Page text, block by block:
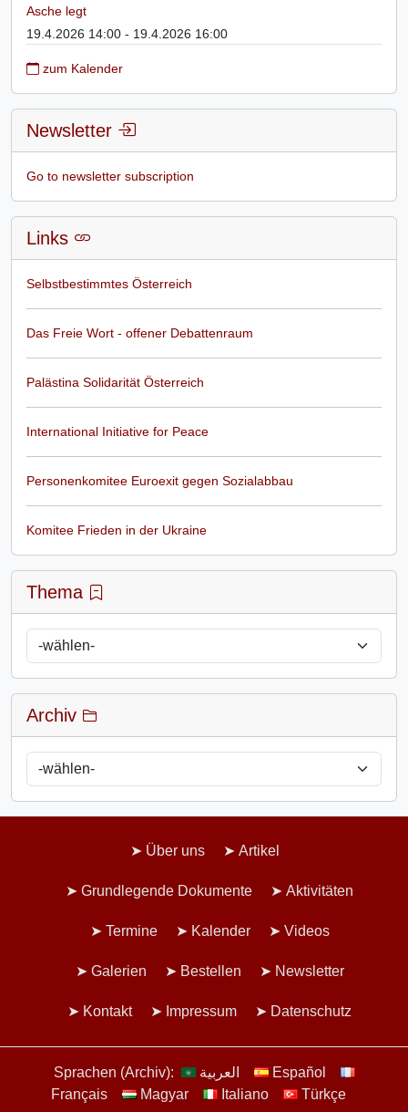
Asche legt
19.4.2026 14:00 - 19.4.2026 16:00
zum Kalender
Newsletter
Go to newsletter subscription
Links
Selbstbestimmtes Österreich
Das Freie Wort - offener Debattenraum
Palästina Solidarität Österreich
International Initiative for Peace
Personenkomitee Euroexit gegen Sozialabbau
Komitee Frieden in der Ukraine
Thema
Archiv
Über uns Artikel
Grundlegende Dokumente Aktivitäten
Termine Kalender Videos
Galerien Bestellen Newsletter
Kontakt Impressum Datenschutz
Sprachen (Archiv): العربية
Español
Français
Magyar Italiano Türkçe